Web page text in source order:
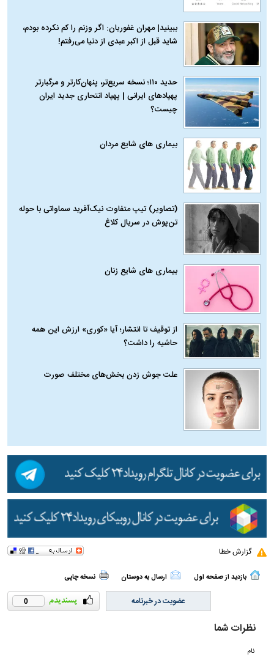
ببینید| مهران غفوریان: اگر وزنم را کم نکرده بودم،
شاید قبل از اکبر عبدی از دنیا می‌رفتم!
حدید ۱۱۰؛ نسخه سریع‌تر، پنهان‌کارتر و مرگبارتر
پهپادهای ایرانی | پهپاد انتحاری جدید ایران
چیست؟
بیماری‌ های شایع مردان
(تصاویر) تیپ متفاوت نیک‌آفرید سماواتی با حوله
تن‌پوش در سریال کلاغ
بیماری‌ های شایع زنان
از توقیف تا انتشار؛ آیا «کوری» ارزش این همه
حاشیه را داشت؟
علت جوش زدن بخش‌های مختلف صورت
گزارش خطا
بازدید از صفحه اول ارسال به دوستان نسخه چاپی
0 عضویت در خبرنامه
نظرات شما
نام